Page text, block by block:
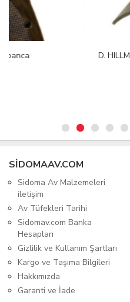
D. HILLMAN Genesis
SIDOMAAV.COM
Sidoma Av Malzemeleri
iletişim
Av Tüfekleri Tarihi
Sidomav.com Banka
Hesapları
Gizlilik ve Kullanım Şartları
Kargo ve Taşıma Bilgileri
Hakkımızda
Garanti ve İade